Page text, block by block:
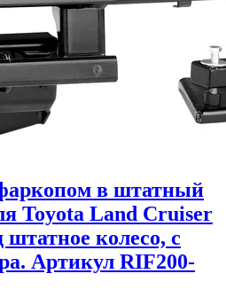
в штатный
Toyota Land Cruiser
штатное колесо, с
Артикул RIF200-